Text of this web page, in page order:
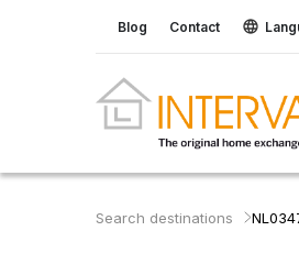
Blog Contact
Search destinations